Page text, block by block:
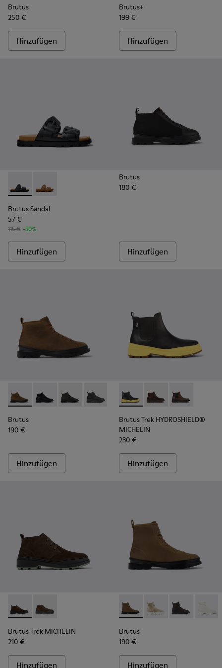
Brutus
250 €
Hinzufügen
Brutus+
199 €
Hinzufügen
Brutus Sandal - K101046-001 - Schwarze Herrensandale aus
Brutus Sandal - K101046-002 - Braune
Brutus Sandal
57 €
115 € -50%
Hinzufügen
Brutus
180 €
Hinzufügen
Brutus - K300444-006 - Braune Herrenstiefelette
Brutus - K300444-009
Brutus - K300444-007
Brutus - K300444-001
Brutus
190 €
Hinzufügen
Brutus TrekBrutus TrekBrutus Trek
Brutus Trek HYDROSHIELD®
MICHELIN
230 €
Hinzufügen
Brutus Trek MICHELIN - K300434-005 - Grauer
Brutus Trek MICHELIN - K300434-003
Brutus Trek MICHELIN
210 €
Hinzufügen
Brutus - K300245-038 -
Brutus - K300245-
Brutus -
Brutus
190 €
Hinzufügen